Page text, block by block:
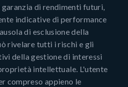
garanzia di rendimenti futuri,
indicative di performance
di esclusione della
rivelare tutti i rischi e gli
della gestione di interessi
intellettuale. L'utente
compreso appieno le